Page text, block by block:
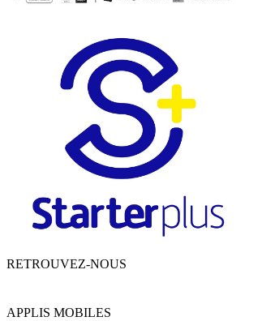
RETROUVEZ-NOUS
APPLIS MOBILES